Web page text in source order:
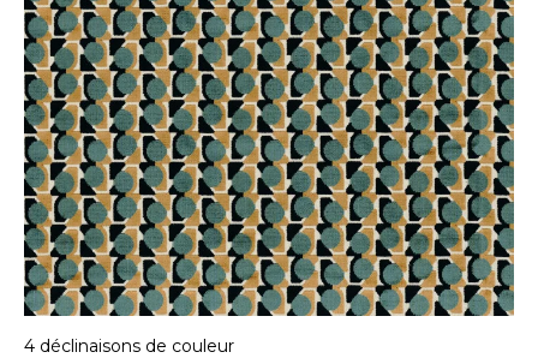
4 déclinaisons de couleur